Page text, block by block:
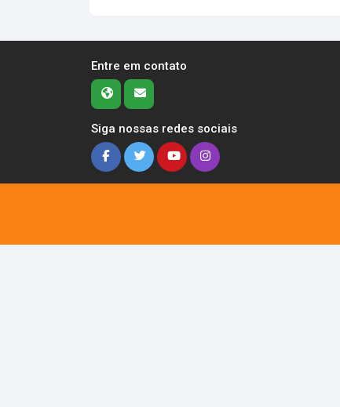
Entre em contato
Siga nossas redes sociais